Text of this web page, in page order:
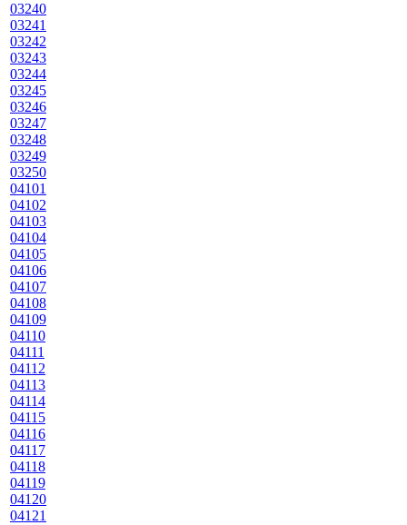
03240
03241
03242
03243
03244
03245
03246
03247
03248
03249
03250
04101
04102
04103
04104
04105
04106
04107
04108
04109
04110
04111
04112
04113
04114
04115
04116
04117
04118
04119
04120
04121